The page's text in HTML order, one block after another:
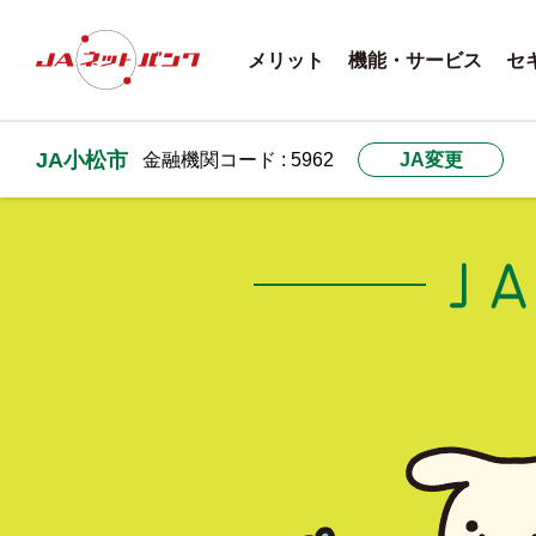
メリット 機能・サービス セ
JA小松市 金融機関コード : 5962 JA変更